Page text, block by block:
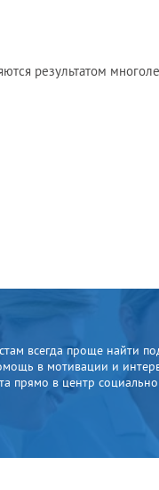
результатом
всегда проще найти
в мотивации и
прямо в центр